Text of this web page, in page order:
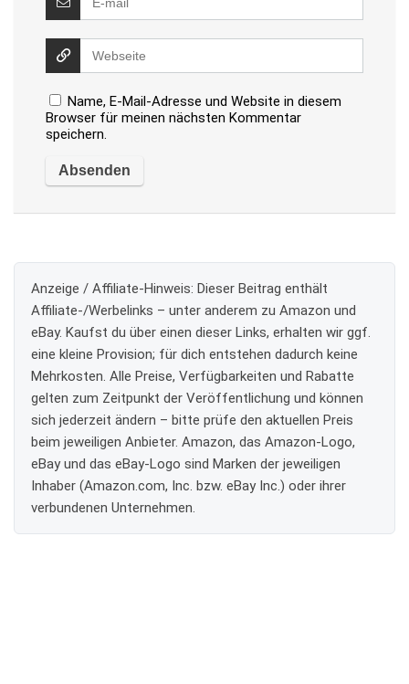
Name, E-Mail-Adresse und Website in diesem
Browser für meinen nächsten Kommentar
speichern.
Anzeige / Affiliate-Hinweis: Dieser Beitrag enthält
Affiliate-/Werbelinks – unter anderem zu Amazon und
eBay. Kaufst du über einen dieser Links, erhalten wir ggf.
eine kleine Provision; für dich entstehen dadurch keine
Mehrkosten. Alle Preise, Verfügbarkeiten und Rabatte
gelten zum Zeitpunkt der Veröffentlichung und können
sich jederzeit ändern – bitte prüfe den aktuellen Preis
beim jeweiligen Anbieter. Amazon, das Amazon-Logo,
eBay und das eBay-Logo sind Marken der jeweiligen
Inhaber (Amazon.com, Inc. bzw. eBay Inc.) oder ihrer
verbundenen Unternehmen.